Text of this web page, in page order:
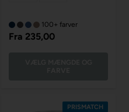
100+ farver
Fra 235,00
PRISMATCH